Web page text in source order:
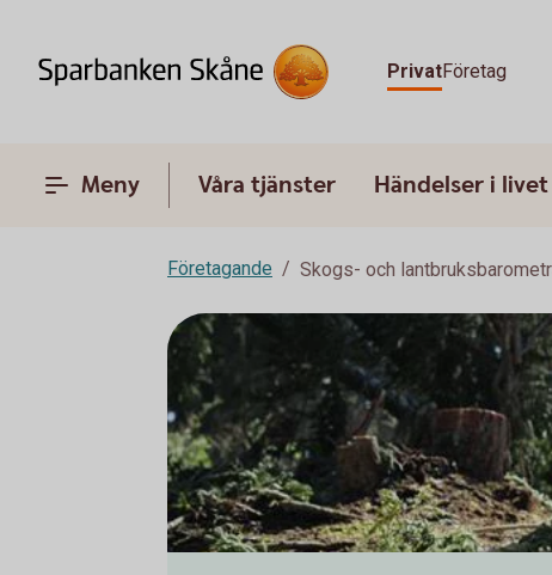
PrivatFöretag
Meny Våra tjänster Händelser i livet
Företagande Skogs- och